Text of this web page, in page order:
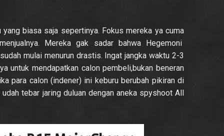
biasa saja sepertinya. Fokus mereka ya cuma
Mereka gak sadar bahwa Hegemoni
mulai menurun drastis. Ingat jangka waktu 2-3
untuk mendapatkan calon pembeli,bukan beneran
para calon (indener) ini keburu berubah pikiran di
tebar jaring duluan dengan aneka spyshoot All